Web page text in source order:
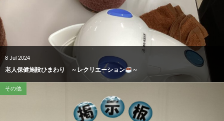
8 Jul 2024
老人保健施設ひまわり ～レクリエーション ～
その他